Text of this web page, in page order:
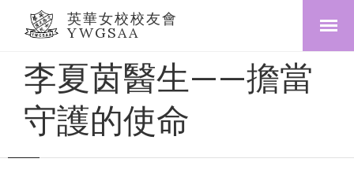
英華女校校友會
YWGSAA
李夏茵醫生——擔當
守護的使命